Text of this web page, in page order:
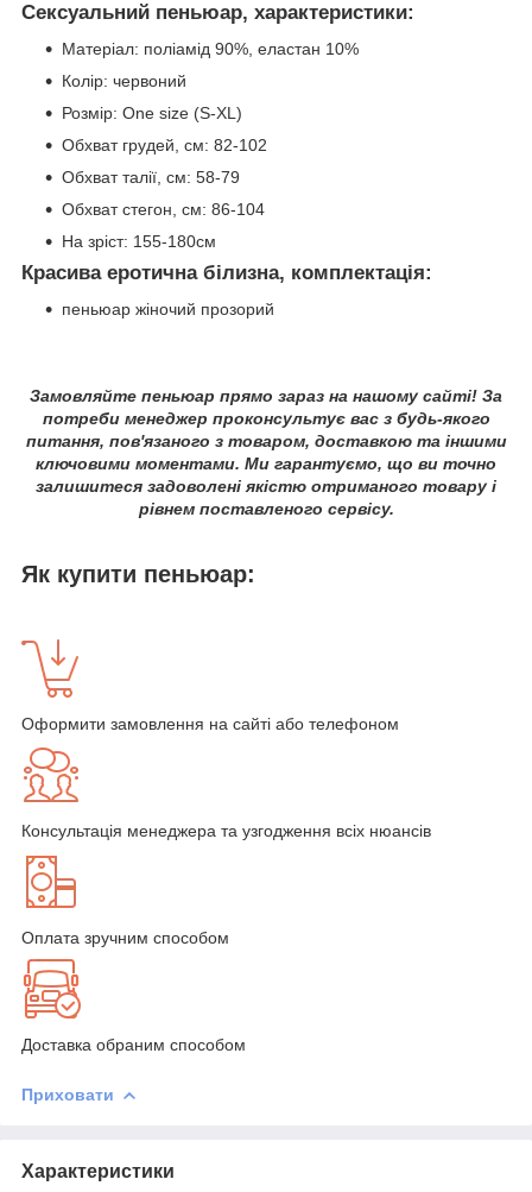
Сексуальний пеньюар, характеристики:
Матеріал: поліамід 90%, еластан 10%
Колір: червоний
Розмір: One size (S-XL)
Обхват грудей, см: 82-102
Обхват талії, см: 58-79
Обхват стегон, см: 86-104
На зріст: 155-180см
Красива еротична білизна, комплектація:
пеньюар жіночий прозорий
Замовляйте пеньюар прямо зараз на нашому сайті! За
потреби менеджер проконсультує вас з будь-якого
питання, пов'язаного з товаром, доставкою та іншими
ключовими моментами. Ми гарантуємо, що ви точно
залишитеся задоволені якістю отриманого товару і
рівнем поставленого сервісу.
Як купити пеньюар:
Оформити замовлення на сайті або телефоном
Консультація менеджера та узгодження всіх нюансів
Оплата зручним способом
Доставка обраним способом
Приховати
Характеристики